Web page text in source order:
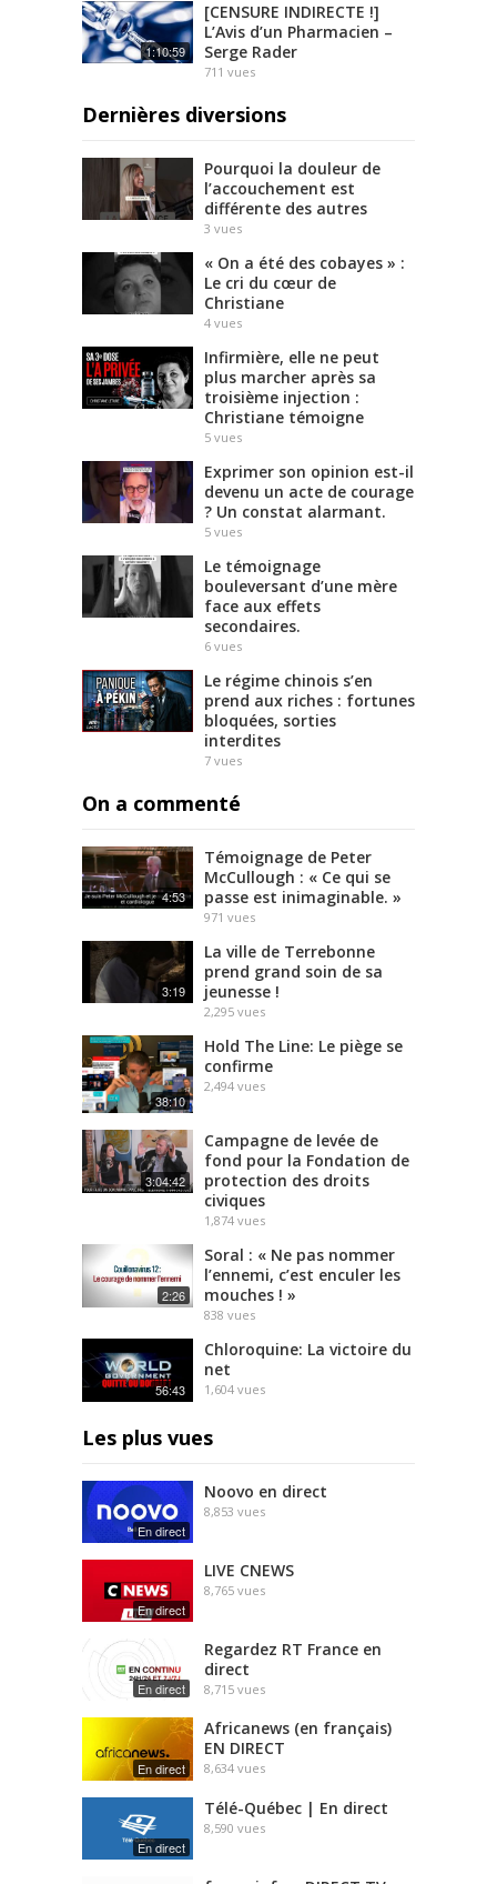
1:10:59
[CENSURE INDIRECTE !]
L’Avis d’un Pharmacien –
Serge Rader
711 vues
Dernières diversions
Pourquoi la douleur de
l’accouchement est
différente des autres
3 vues
« On a été des cobayes » :
Le cri du cœur de
Christiane
4 vues
Infirmière, elle ne peut
plus marcher après sa
troisième injection :
Christiane témoigne
5 vues
Exprimer son opinion est-il
devenu un acte de courage
? Un constat alarmant.
5 vues
Le témoignage
bouleversant d’une mère
face aux effets
secondaires.
6 vues
Le régime chinois s’en
prend aux riches : fortunes
bloquées, sorties
interdites
7 vues
On a commenté
4:53
Témoignage de Peter
McCullough : « Ce qui se
passe est inimaginable. »
971 vues
3:19
La ville de Terrebonne
prend grand soin de sa
jeunesse !
2,295 vues
38:10
Hold The Line: Le piège se
confirme
2,494 vues
3:04:42
Campagne de levée de
fond pour la Fondation de
protection des droits
civiques
1,874 vues
2:26
Soral : « Ne pas nommer
l’ennemi, c’est enculer les
mouches ! »
838 vues
56:43
Chloroquine: La victoire du
net
1,604 vues
Les plus vues
En direct
Noovo en direct
8,853 vues
En direct
LIVE CNEWS
8,765 vues
En direct
Regardez RT France en
direct
8,715 vues
En direct
Africanews (en français)
EN DIRECT
8,634 vues
En direct
Télé-Québec | En direct
8,590 vues